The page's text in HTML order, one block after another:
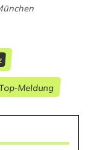
Top-Meldung